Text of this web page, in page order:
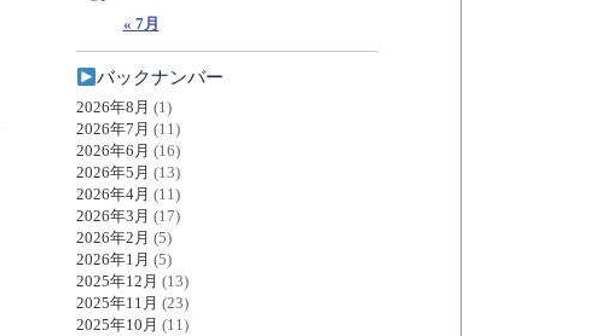
« 7月
バックナンバー
2026年8月 (1)
2026年7月 (11)
2026年6月 (16)
2026年5月 (13)
2026年4月 (11)
2026年3月 (17)
2026年2月 (5)
2026年1月 (5)
2025年12月 (13)
2025年11月 (23)
2025年10月 (11)